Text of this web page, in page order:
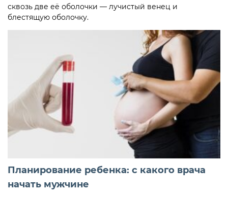
сквозь две её оболочки — лучистый венец и
блестящую оболочку.
Планирование ребенка: с какого врача
начать мужчине